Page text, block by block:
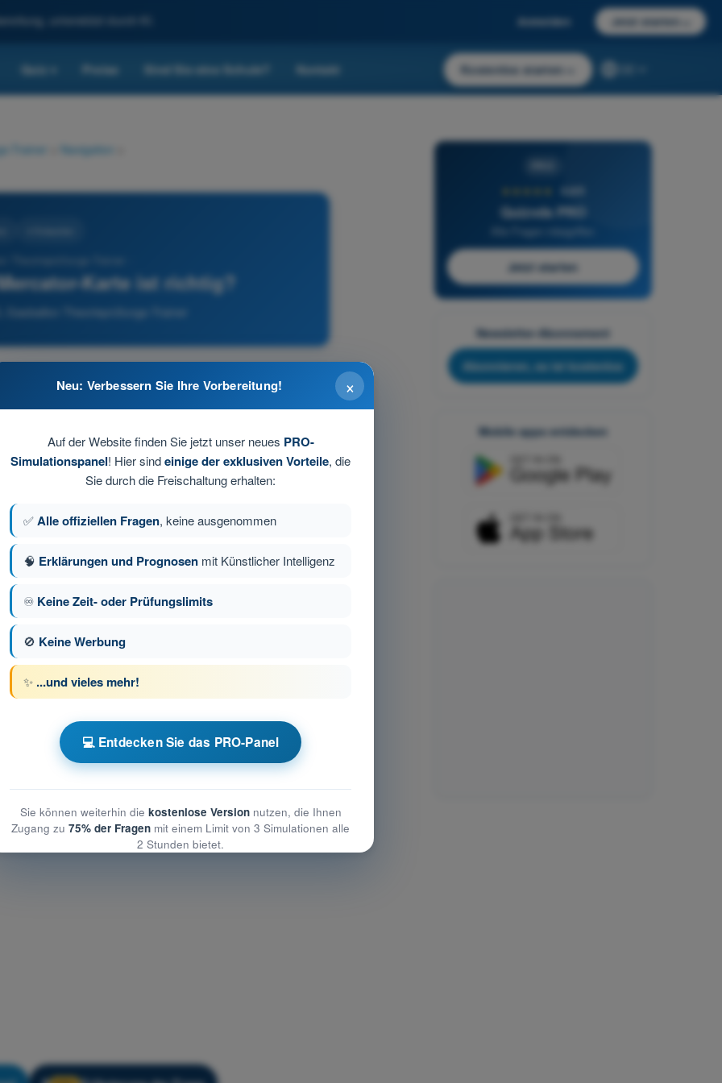
unterstützt durch KI. Anmelden Jetzt starten
Quiz Preise Sind Sie eine Schule? Kontakt Kostenlos starten
Trainer Navigation
Karte ist richtig?
Gasballon Theorieprüfungs-Trainer
64 von 80
BPL Gasballon
- Navigation
4,6/5
Quizvds PRO
Alle Fragen inbegriffen
Jetzt starten
Newsletter-Abonnement
Abonnieren, es ist kostenlos
Mobile apps entdecken
×
Neu: Verbessern Sie Ihre Vorbereitung!
Auf der Website finden Sie jetzt unser neues PRO-
Simulationspanel! Hier sindeinige der exklusiven Vorteile, die
Sie durch die Freischaltung erhalten:
✅Alle offiziellen Fragen, keine ausgenommen
🧠 Erklärungen und Prognosen mit Künstlicher Intelligenz
♾️ Keine Zeit- oder Prüfungslimits
🚫 Keine Werbung
✨ ...und vieles mehr!
💻 Entdecken Sie das PRO-Panel
Sie können weiterhin die kostenlose Versionnutzen, die Ihnen
Zugang zu 75% der Fragen mit einem Limit von 3 Simulationen alle
2 Stunden bietet.